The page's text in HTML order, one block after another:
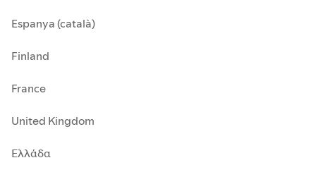
Espanya (català)
Finland
France
United Kingdom
Ελλάδα